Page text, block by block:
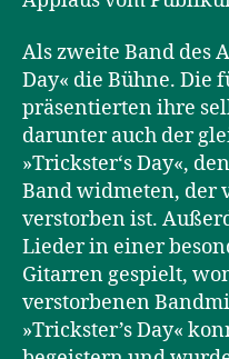
Als zweite Band des
Day« die Bühne. Die
präsentierten ihre
darunter auch der
»Trickster‘s Day«,
Band widmeten, der
verstorben ist.
Lieder in einer
Gitarren gespielt,
verstorbenen
»Trickster’s Day«